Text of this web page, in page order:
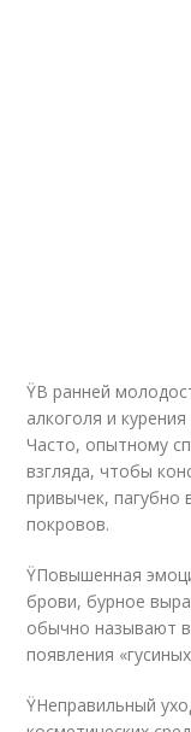
ŸВ ранней
алкоголя и
Часто, опытному
взгляда, чтобы
привычек,
покровов.
ŸПовышенная
брови, бурное
обычно называют
появления
ŸНеправильный